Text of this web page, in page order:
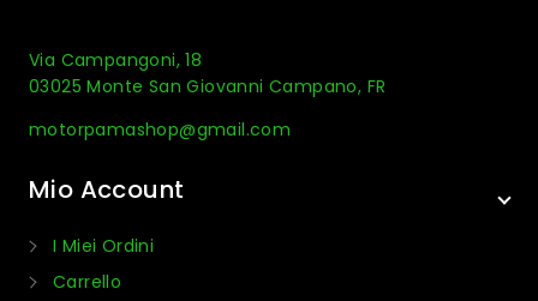
Via Campangoni, 18
03025 Monte San Giovanni Campano, FR
motorpamashop@gmail.com
Mio Account
I Miei Ordini
Carrello